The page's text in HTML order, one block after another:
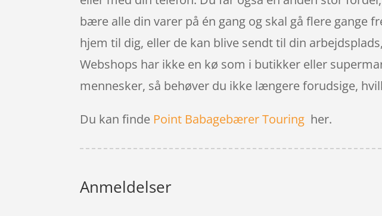
bære alle din varer på én gang og skal gå flere gange
hjem til dig, eller de kan blive sendt til din
Webshops har ikke en kø som i butikker eller
mennesker, så behøver du ikke længere forudsige,
Du kan finde Point Babagebærer Touring her.
Anmeldelser